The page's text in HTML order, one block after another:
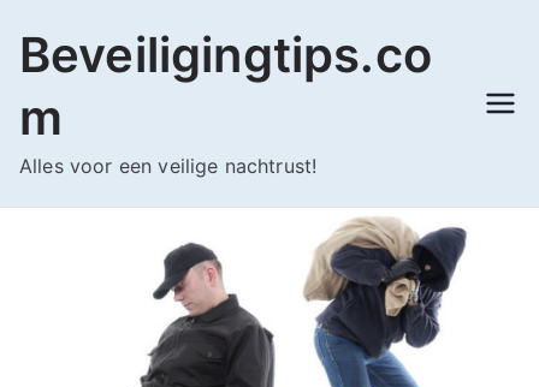
naar
inhoud
Beveiligingtips.co
m
Alles voor een veilige nachtrust!